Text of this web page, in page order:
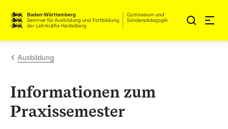
Zum Inhalt springen
Link zur Startseite
Ausbildung
Informationen zum
Praxissemester